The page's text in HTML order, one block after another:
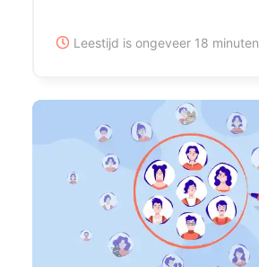
Leestijd is ongeveer 18 minuten